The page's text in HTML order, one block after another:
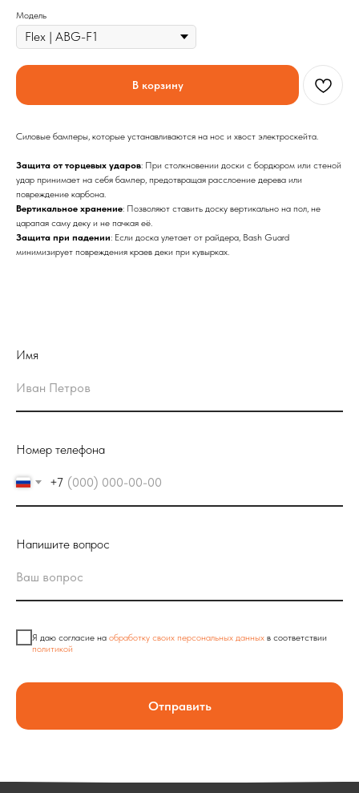
Модель
В корзину
Силовые бамперы, которые устанавливаются на нос и хвост электроскейта.
Защита от торцевых ударов: При столкновении доски с бордюром или стеной
удар принимает на себя бампер, предотвращая расслоение дерева или
повреждение карбона.
Вертикальное хранение: Позволяют ставить доску вертикально на пол, не
царапая саму деку и не пачкая её.
Защита при падении: Если доска улетает от райдера, Bash Guard
минимизирует повреждения краев деки при кувырках.
Имя
Номер телефона
+7
Напишите вопрос
Я даю согласие на обработку своих персональных данных в соответствии
политикой
Отправить